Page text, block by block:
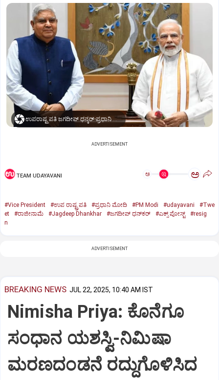
ಉಪರಾಷ್ಟ್ರಪತಿ ಜಗದೀಪ್‌ ಧನ್ಕರ್-ಪ್ರಧಾನಿ ಮೋದಿ
ADVERTISEMENT
TEAM UDAYAVANI ಅ ಅ
#Vice President #ಉಪ ರಾಷ್ಟ್ರಪತಿ #ಪ್ರಧಾನಿ ಮೋದಿ #PM Modi #udayavani
#Twe
et
#ರಾಜೀನಾಮೆ #Jagdeep Dhankhar #ಜಗದೀಪ್‌ ಧನ್‌ಕರ್‌ #ಎಕ್ಸ್‌ ಪೋಸ್ಟ್
#resig
n
ADVERTISEMENT
BREAKING NEWS JUL 22, 2025, 10:40 AM IST
Nimisha Priya: ಕೊನೆಗೂ
ಸಂಧಾನ ಯಶಸ್ವಿ-ನಿಮಿಷಾ
ಮರಣದಂಡನೆ ರದ್ದುಗೊಳಿಸಿದ